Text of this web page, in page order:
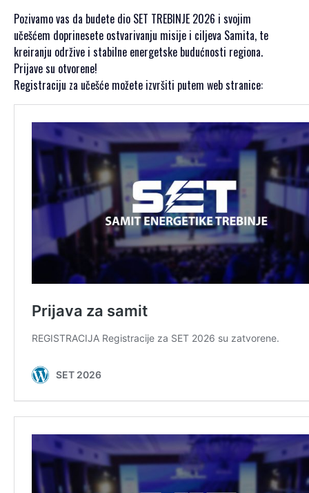
ENGLISH
Pozivamo vas da budete dio SET TREBINJE 2026 i svojim
učešćem doprinesete ostvarivanju misije i ciljeva Samita, te
kreiranju održive i stabilne energetske budućnosti regiona.
Prijave su otvorene!
Registraciju za učešće možete izvršiti putem web stranice: